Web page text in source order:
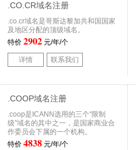
.CO.CR域名注册
.co.cr域名是哥斯达黎加共和国国家
及地区分配的顶级域名。
特价 2902 元/年/个
详情 联系我们
.COOP域名注册
.coop是ICANN选用的三个“限制
级”域名的其中之一，是国家商业合
作委员会下属的一个机构。
特价 4838 元/年/个